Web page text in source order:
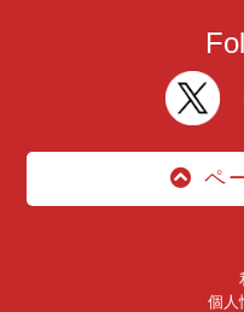
ペ
個人